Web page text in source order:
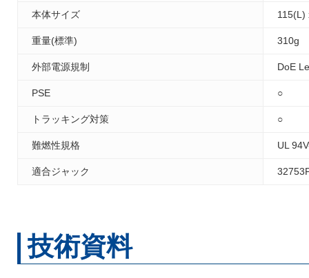
本体サイズ 115(L)
重量(標準) 310g
外部電源規制 DoE
PSE ○
トラッキング対策 ○
難燃性規格 UL
適合ジャック
技術資料